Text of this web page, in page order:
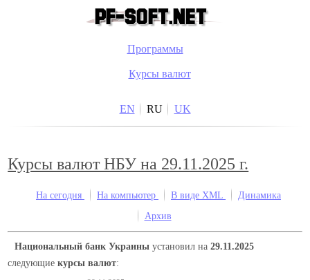
Программы
Курсы валют
EN RU UK
Курсы валют НБУ на 29.11.2025 г.
На сегодня На компьютер В виде XML
Динамика
Архив
Национальный банк Украины установил на29.11.2025
следующиекурсы валют: